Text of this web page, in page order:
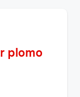
plomo